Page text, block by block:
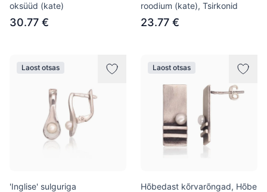
oksüüd (kate)
30.77 €
roodium (kate), Tsirkonid
23.77 €
Laost otsas
'Inglise' sulguriga
Laost otsas
Hõbedast kõrvarõngad, Hõbe